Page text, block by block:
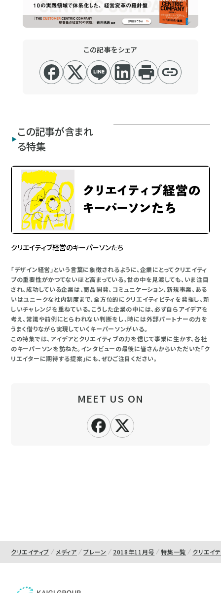
この記事をシェア
この記事が含まれ
る特集
クリエイティブ経営のキーパーソンたち
「デザイン経営」という言葉に象徴されるように、企業にとってクリエイティ
ブの重要性がかつてないほど高まっている。世の中を見渡しても、いま注目
され、成功している企業は、商品開発、コミュニケーション、新規事業、ある
いはユニークな社内制度まで、全方位的にクリエイティビティを発揮し、新
しいチャレンジを重ねている。こうした企業の中には、必ず自らアイデアを
考え、常識や前例にとらわれない判断をし、時には外部パートナーの力を
うまく借りながら実現していくキーパーソンがいる。
この特集では、アイデアとクリエイティブの力を信じて事業に生かす、各社
のキーパーソンを訪ねた。インタビューの最後に皆さんからいただいた「ク
リエイターに期待する提案」にも、ぜひご注目ください。
MEET US ON
クリエイティブ メディア ブレーン 2018年11月号 特集一覧 クリエイ